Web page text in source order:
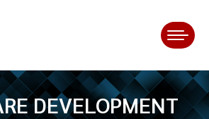
DEVELOPMENT
You are here: